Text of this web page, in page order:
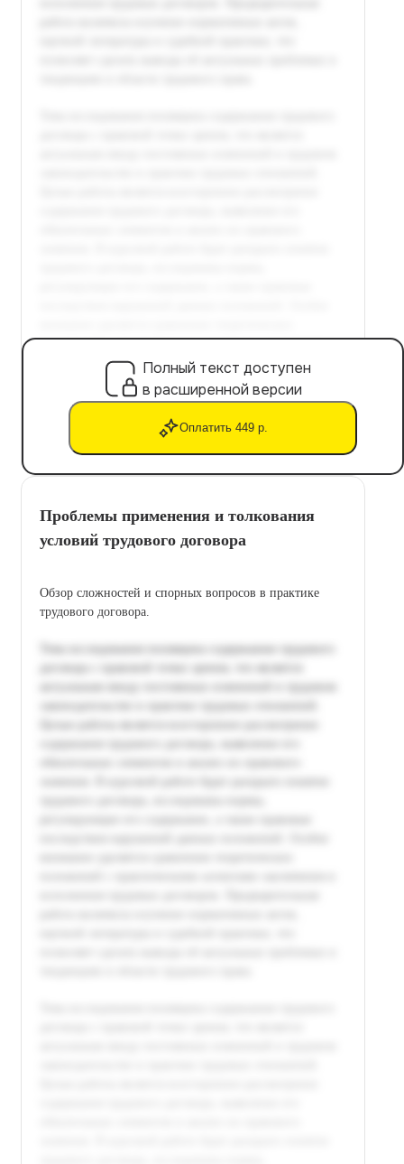
Полный текст доступен
в расширенной версии
Оплатить 449 р.
Проблемы применения и толкования
условий трудового договора
Обзор сложностей и спорных вопросов в практике
трудового договора.